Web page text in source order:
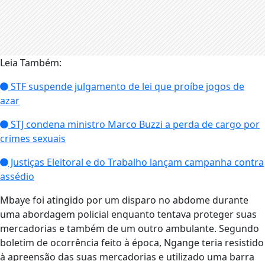
Leia Também:
STF suspende julgamento de lei que proíbe jogos de
azar
STJ condena ministro Marco Buzzi a perda de cargo por
crimes sexuais
Justiças Eleitoral e do Trabalho lançam campanha contra
assédio
Mbaye foi atingido por um disparo no abdome durante
uma abordagem policial enquanto tentava proteger suas
mercadorias e também de um outro ambulante. Segundo
boletim de ocorrência feito à época, Ngange teria resistido
à apreensão das suas mercadorias e utilizado uma barra